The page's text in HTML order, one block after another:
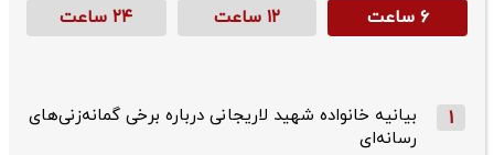
۶ ساعت ۱۲ ساعت ۲۴ ساعت
1
بیانیه خانواده شهید لاریجانی درباره برخی گمانه‌زنی‌های
رسانه‌ای